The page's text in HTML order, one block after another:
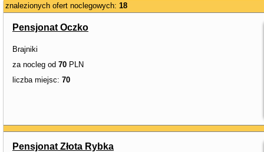
znalezionych ofert noclegowych: 18
Pensjonat Oczko
Brajniki
za nocleg od 70 PLN
liczba miejsc: 70
Pensjonat Złota Rybka